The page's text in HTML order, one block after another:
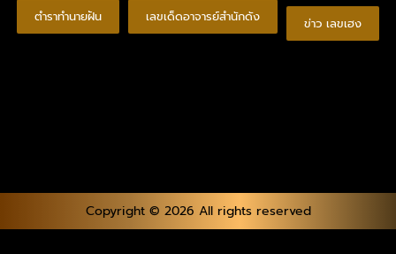
ตำราทำนายฝัน เลขเด็ดอาจารย์สำนักดัง ข่าว เลขเฮง
Copyright © 2026 All rights reserved